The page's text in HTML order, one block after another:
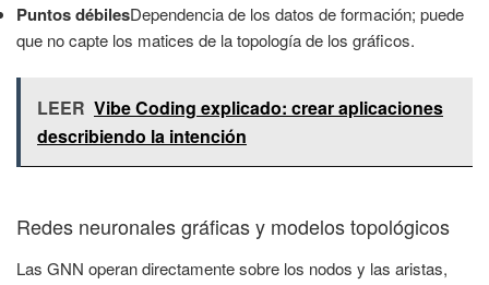
Puntos débilesDependencia de los datos de formación; puede
que no capte los matices de la topología de los gráficos.
LEER Vibe Coding explicado: crear aplicaciones
describiendo la intención
Redes neuronales gráficas y modelos topológicos
Las GNN operan directamente sobre los nodos y las aristas,